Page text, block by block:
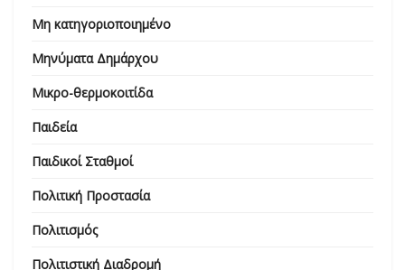
Μη κατηγοριοποιημένο
Μηνύματα Δημάρχου
Μικρο-θερμοκοιτίδα
Παιδεία
Παιδικοί Σταθμοί
Πολιτική Προστασία
Πολιτισμός
Πολιτιστική Διαδρομή